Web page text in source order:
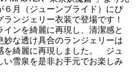
６月（ジューンブライド）にぴ
ンジェリー衣装で登場です！
ンを綺麗に再現し、清潔感と
妙な透け具合のランジェリーは
を綺麗に再現しました。 ジュ
い雪泉を是非お手元でお楽しみ